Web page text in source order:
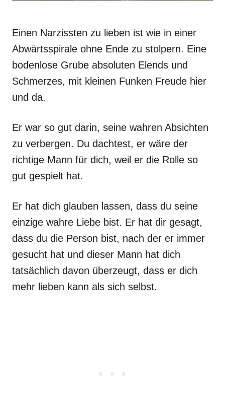
Einen Narzissten zu lieben ist wie in einer
Abwärtsspirale ohne Ende zu stolpern. Eine
bodenlose Grube absoluten Elends und
Schmerzes, mit kleinen Funken Freude hier
und da.
Er war so gut darin, seine wahren Absichten
zu verbergen. Du dachtest, er wäre der
richtige Mann für dich, weil er die Rolle so
gut gespielt hat.
Er hat dich glauben lassen, dass du seine
einzige wahre Liebe bist. Er hat dir gesagt,
dass du die Person bist, nach der er immer
gesucht hat und dieser Mann hat dich
tatsächlich davon überzeugt, dass er dich
mehr lieben kann als sich selbst.